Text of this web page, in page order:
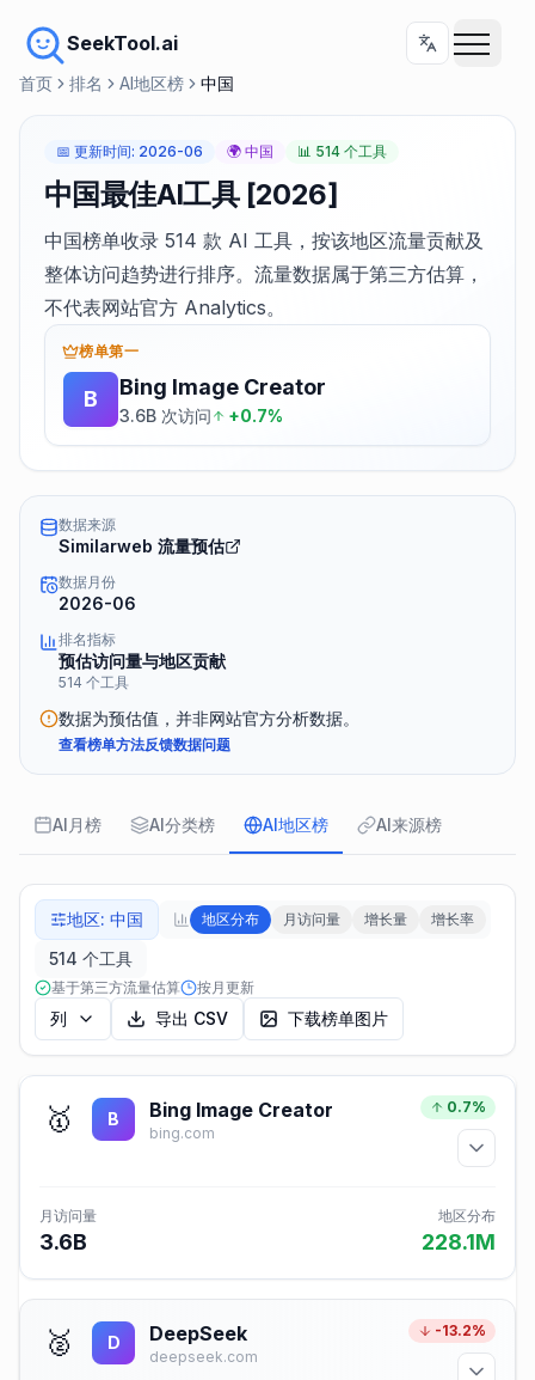
SeekTool.ai
首页 排名 AI地区榜 中国
📅 更新时间: 2026-06 🌍 中国 📊 514 个工具
中国最佳AI工具 [2026]
中国榜单收录 514 款 AI 工具，按该地区流量贡献及
整体访问趋势进行排序。流量数据属于第三方估算，
不代表网站官方 Analytics。
榜单第一
B Bing Image Creator
3.6B 次访问 +0.7%
数据来源
Similarweb 流量预估
数据月份
2026-06
排名指标
预估访问量与地区贡献
514 个工具
数据为预估值，并非网站官方分析数据。
查看榜单方法反馈数据问题
AI月榜 AI分类榜 AI地区榜 AI来源榜
地区: 中国 地区分布 月访问量 增长量 增长率
514 个工具
基于第三方流量估算 按月更新
列 导出 CSV 下载榜单图片
🥇 B Bing Image Creator
bing.com
0.7%
月访问量
3.6B
地区分布
228.1M
🥈 D DeepSeek
deepseek.com
-13.2%